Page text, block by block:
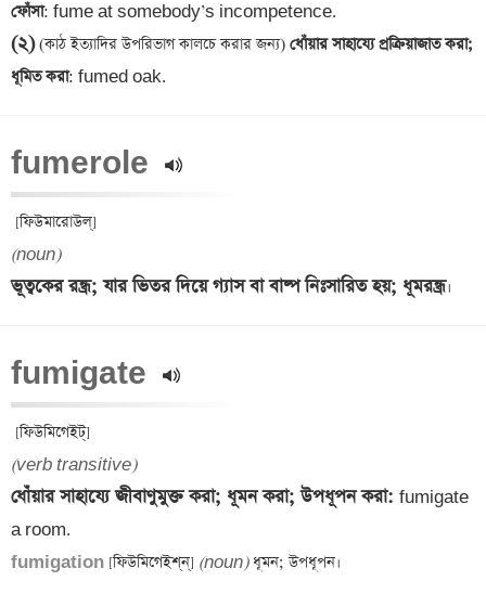
ফোঁসা
(২) (কাঠ ইত্যাদির উপরিভাগ কালচে করার জন্য) ধোঁয়ার সাহায্যে প্রক্রিয়াজাত করা;
ধূমিত করা: fumed oak.
fumerole
(noun)
ভূত্বকের রন্ধ্র; যার ভিতর দিয়ে গ্যাস বা বাষ্প নিঃসারিত হয়; ধূমরন্ধ্র
fumigate
(verb transitive)
ধোঁয়ার সাহায্যে জীবাণুমুক্ত করা; ধূমন করা; উপধূপন করা: fumigate
fumigation
[ফিউমিগেইশ্‌ন্] (noun)